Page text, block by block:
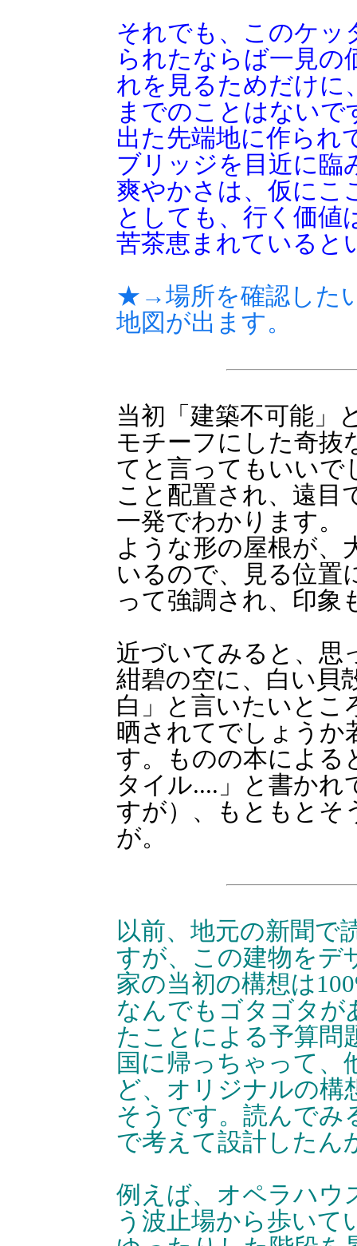
それでも、このケッ
られたならば一見の
れを見るためだけに
までのことはない
出た先端地に作られ
ブリッジを目近に臨
爽やかさは、仮にこ
としても、行く価値
苦茶恵まれていると
★→場所を確認した
地図が出ます。
当初「建築不可能」
モチーフにした奇抜
てと言ってもいいで
こと配置され、遠目
一発でわかります。
ような形の屋根が、
いるので、見る位置
って強調され、印象
近づいてみると、思
紺碧の空に、白い貝
白」と言いたいとこ
晒されてでしょうか
す。ものの本による
タイル....」と書か
すが）、もともとそ
が。
以前、地元の新聞で
すが、この建物をデ
家の当初の構想は
なんでもゴタゴタが
たことによる予算問
国に帰っちゃって、
ど、オリジナルの構
そうです。読んでみ
で考えて設計したん
例えば、オペラハウ
う波止場から歩いて